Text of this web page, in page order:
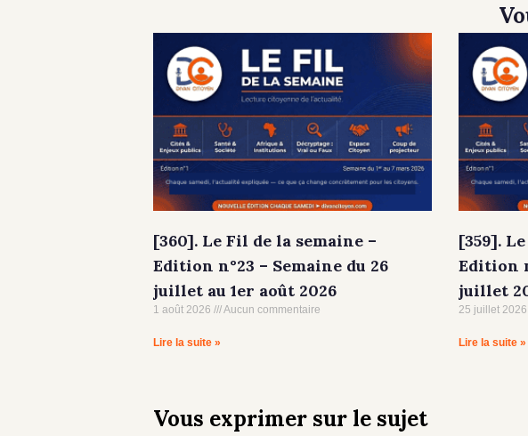
[360]. Le Fil de la semaine –
Edition n°23 – Semaine du 26
juillet au 1er août 2026
1 août 2026 Aucun commentaire
Lire la suite »
[359].
Edition
juillet
25 juillet
Lire la suite »
Vous exprimer sur le sujet